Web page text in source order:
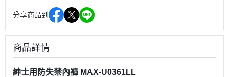
分享商品到
商品詳情
紳士用防失禁內褲 MAX-U0361LL